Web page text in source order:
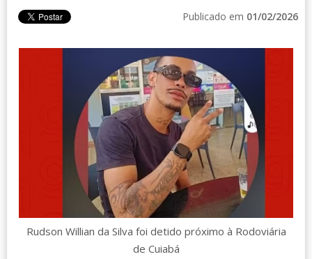
Publicado em 01/02/2026
Rudson Willian da Silva foi detido próximo à Rodoviária
de Cuiabá